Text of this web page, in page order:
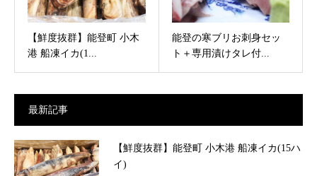
【鮮度抜群】能登町 小木
港 船凍イカ(1...
能登の寒ブリお刺身セッ
ト＋専用漬けタレ付...
最新記事
【鮮度抜群】能登町 小木港 船凍イカ(15ハ
イ)